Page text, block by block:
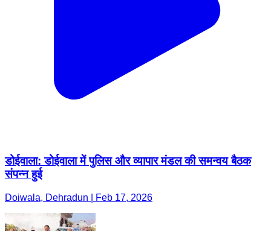
डोईवाला: डोईवाला में पुलिस और व्यापार मंडल की समन्वय बैठक
संपन्न हुई
Doiwala, Dehradun | Feb 17, 2026